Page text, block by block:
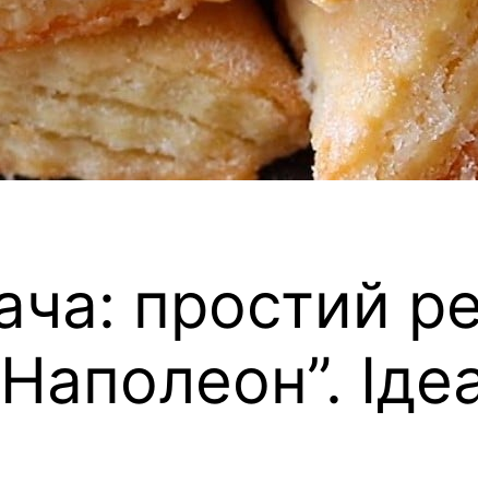
простий